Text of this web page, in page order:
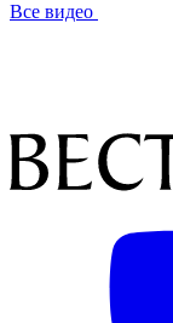
Все видео